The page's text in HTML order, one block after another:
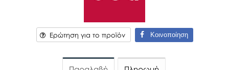
Ερώτηση για το προϊόν Κοινοποίηση